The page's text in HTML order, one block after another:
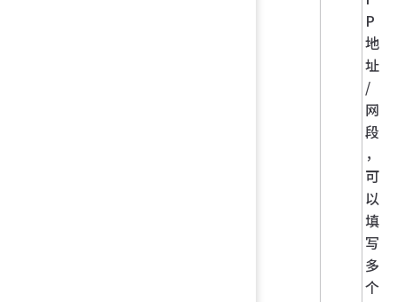
P
地
址
/
网
段
，
可
以
填
写
多
个